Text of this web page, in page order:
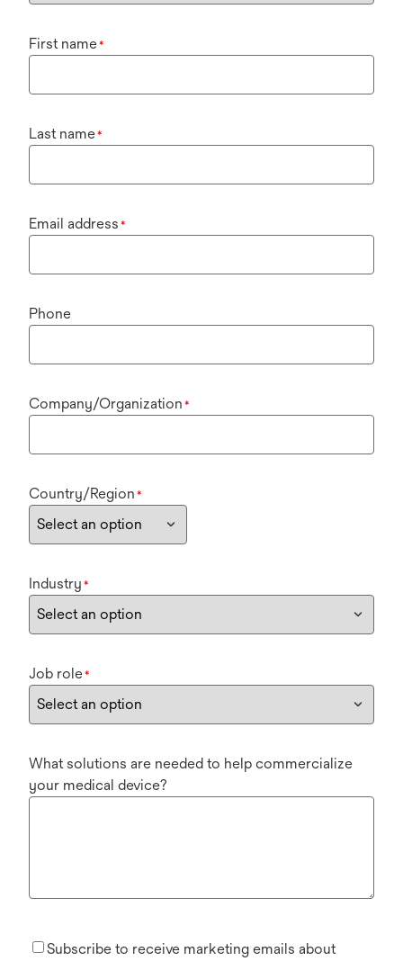
First name*
Last name*
Email address *
Phone
Company/Organization *
Country/Region *
Industry *
Job role*
What solutions are needed to help commercialize
your medical device?
Subscribe to receive marketing emails about